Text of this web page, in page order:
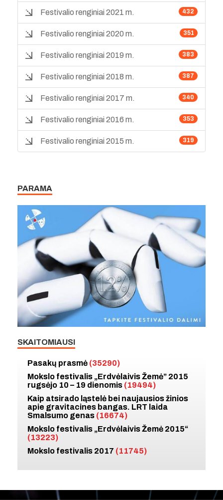
432
Festivalio renginiai 2021 m.
351
Festivalio renginiai 2020 m.
383
Festivalio renginiai 2019 m.
387
Festivalio renginiai 2018 m.
340
Festivalio renginiai 2017 m.
353
Festivalio renginiai 2016 m.
319
Festivalio renginiai 2015 m.
PARAMA
SKAITOMIAUSI
Pasakų prasmė (35290)
Mokslo festivalis „Erdvėlaivis Žemė” 2015
rugsėjo 10 – 19 dienomis (19494)
Kaip atsirado ląstelė bei naujausios žinios
apie gravitacines bangas. LRT laida
Smalsumo genas (16674)
Mokslo festivalis „Erdvėlaivis Žemė 2015“
(13223)
Mokslo festivalis 2017 (11745)